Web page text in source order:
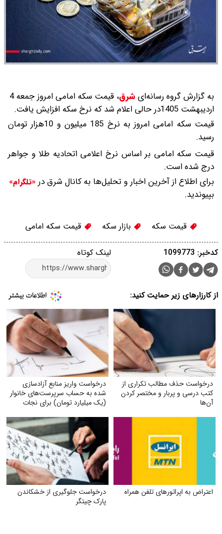
به گزارش گروه رسانه‌ایشرق،
قیمت سکه امامی امروز جمعه 4
اردیبهشت 1405در حالی اعلام شد که نرخ سکه افزایش یافت.
قیمت سکه امامی امروز به نرخ 185 میلیون و 10هزار تومان
رسید.
قیمت سکه امامی بر اساس نرخ اعلامی اتحادیه طلا و جواهر
درج شده است.
برای اطلاع از آخرین اخبار و تحلیل‌ها به کانال شرق در «تلگرام»
بپیوندید.
قیمت سکه بازار سکه قیمت سکه امامی
لینک کوتاه کدخبر: 1099773
از کارزارهای زیر حمایت کنید:
درخواست حذف مطالب تکراری از
کتب درسی و پربار و مختصر کردن
آن‌ها
درخواست واریز منابع آزادسازی
شده به حساب سرپرست‌های خانوار
(یک میلیارد تومان) برای نجات
اعتراض به اپراتورهای تلفن همراه
درخواست جلوگیری از خشکاندن
پارک چیتگر